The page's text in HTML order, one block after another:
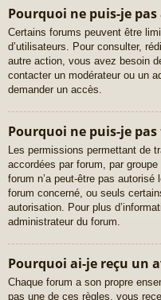
Pourquoi ne puis-je
Certains forums peuvent être
d’utilisateurs. Pour consulter,
autre action, vous avez besoin
contacter un modérateur ou un
demander un accès.
Pourquoi ne puis-je
Les permissions permettant de
accordées par forum, par
forum n’a peut-être pas
forum concerné, ou seuls
autorisation. Pour plus
administrateur du forum.
Pourquoi ai-je reçu un
Chaque forum a son propre
pas une de ces règles, vous